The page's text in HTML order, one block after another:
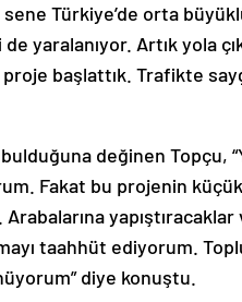
Türkiye’de orta
yaralanıyor. Artık yola
başlattık. Trafikte
değinen Topçu,
Fakat bu projenin
yapıştıracaklar
taahhüt ediyorum.
diye konuştu.